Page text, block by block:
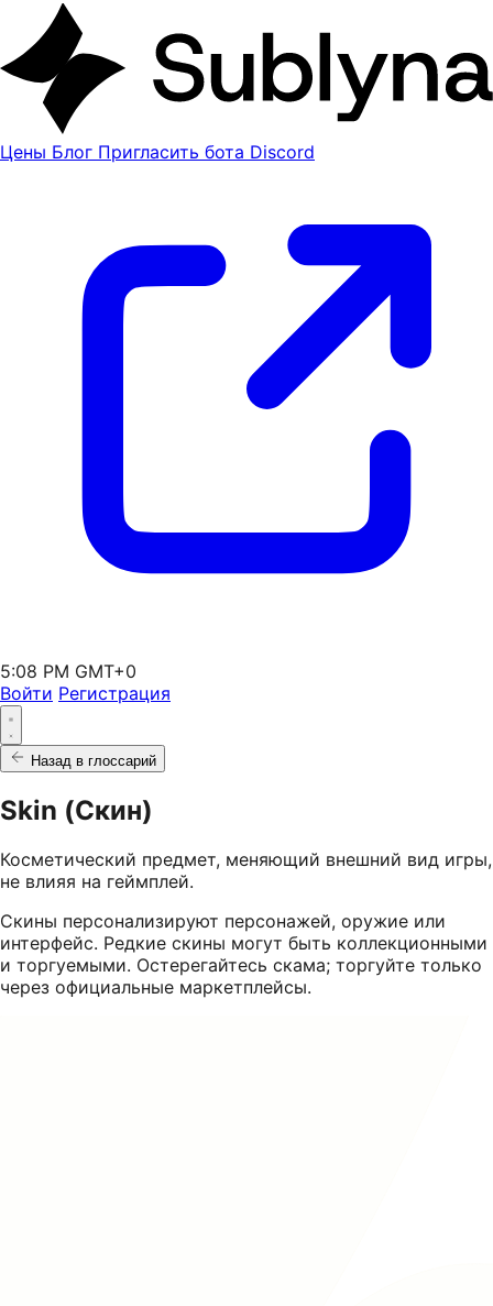
Цены Блог Пригласить бота Discord
5:08 PM GMT+0
Войти Регистрация
Назад в глоссарий
Skin (Скин)
Косметический предмет, меняющий внешний вид игры,
не влияя на геймплей.
Скины персонализируют персонажей, оружие или
интерфейс. Редкие скины могут быть коллекционными
и торгуемыми. Остерегайтесь скама; торгуйте только
через официальные маркетплейсы.